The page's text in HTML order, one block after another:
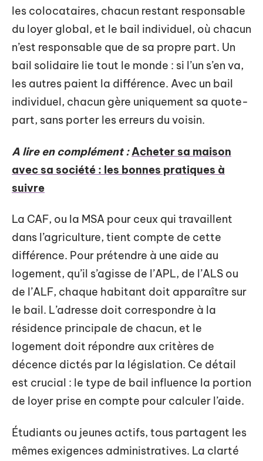
les colocataires, chacun restant responsable
du loyer global, et le bail individuel, où chacun
n’est responsable que de sa propre part. Un
bail solidaire lie tout le monde : si l’un s’en va,
les autres paient la différence. Avec un bail
individuel, chacun gère uniquement sa quote-
part, sans porter les erreurs du voisin.
A lire en complément : Acheter sa maison
avec sa société : les bonnes pratiques à
suivre
La CAF, ou la MSA pour ceux qui travaillent
dans l’agriculture, tient compte de cette
différence. Pour prétendre à une aide au
logement, qu’il s’agisse de l’APL, de l’ALS ou
de l’ALF, chaque habitant doit apparaître sur
le bail. L’adresse doit correspondre à la
résidence principale de chacun, et le
logement doit répondre aux critères de
décence dictés par la législation. Ce détail
est crucial : le type de bail influence la portion
de loyer prise en compte pour calculer l’aide.
Étudiants ou jeunes actifs, tous partagent les
mêmes exigences administratives. La clarté